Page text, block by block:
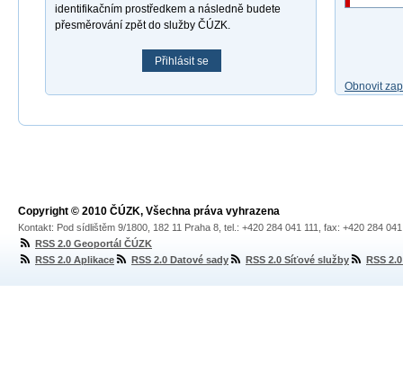
identifikačním prostředkem a následně budete
přesměrování zpět do služby ČÚZK.
Přihlásit se
Obnovit
Copyright © 2010 ČÚZK, Všechna práva vyhrazena
Kontakt: Pod sídlištěm 9/1800, 182 11 Praha 8, tel.: +420 284 041 111, fax: +420 284
RSS 2.0 Geoportál ČÚZK
RSS 2.0 Aplikace
RSS 2.0 Datové sady RSS 2.0 Síťové služby RSS